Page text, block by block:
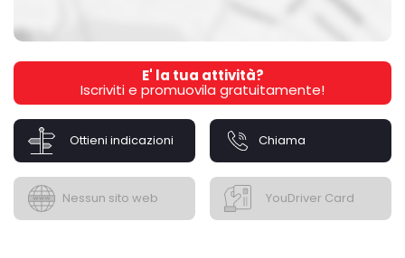
E' la tua attività?
Iscriviti e promuovila gratuitamente!
Ottieni indicazioni Chiama
Nessun sito web YouDriver Card